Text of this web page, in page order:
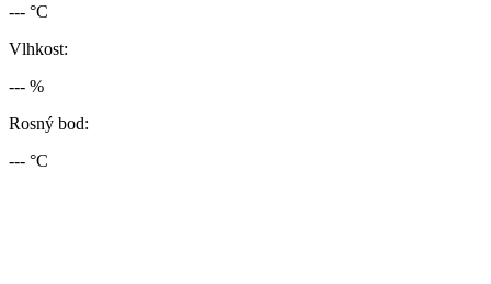
--- °C
Vlhkost:
--- %
Rosný bod:
--- °C